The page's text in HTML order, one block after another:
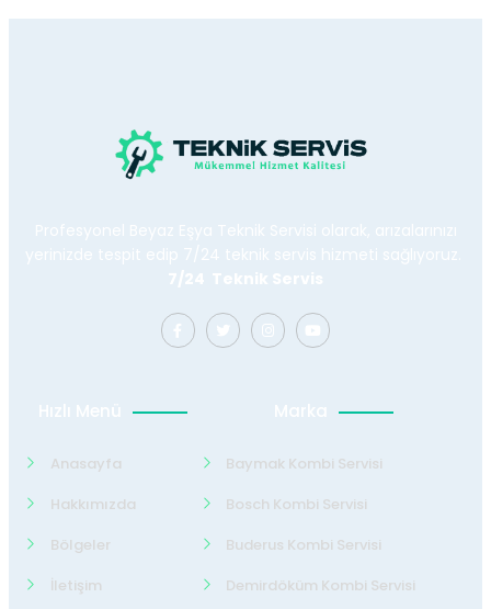
Profesyonel Beyaz Eşya Teknik Servisi olarak, arızalarınızı
yerinizde tespit edip 7/24 teknik servis hizmeti sağlıyoruz.
7/24 Teknik Servis
Hızlı Menü
Anasayfa
Hakkımızda
Bölgeler
İletişim
Marka
Baymak Kombi Servisi
Bosch Kombi Servisi
Buderus Kombi Servisi
Demirdöküm Kombi Servisi